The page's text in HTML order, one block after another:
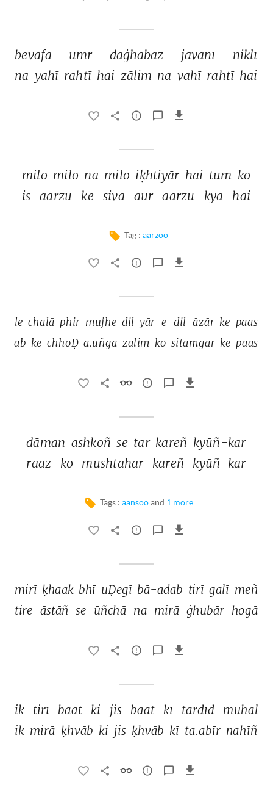
bevafā umr daġhābāz javānī
niklī
na yahī rahtī hai zālim na vahī rahtī hai
milo milo na milo iḳhtiyār hai tum ko
is
aarzū ke sivā aur aarzū kyā hai
Tag : aarzoo
le chalā phir mujhe dil yār-e-dil-āzār ke paas
ab ke chhoḌ ā.ūñgā zālim ko sitamgār ke paas
dāman ashkoñ se tar kareñ kyūñ-kar
raaz
ko mushtahar kareñ kyūñ-kar
Tags : aansoo and 1 more
mirī ḳhaak bhī uḌegī bā-adab tirī galī meñ
tire āstāñ se ūñchā na mirā ġhubār hogā
ik tirī baat ki jis baat kī tardīd
muhāl
ik mirā ḳhvāb ki jis ḳhvāb kī ta.abīr nahīñ